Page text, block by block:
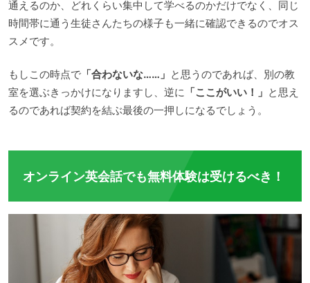
通えるのか、どれくらい集中して学べるのかだけでなく、同じ
時間帯に通う生徒さんたちの様子も一緒に確認できるのでオス
スメです。
もしこの時点で「合わないな……」 と思うのであれば、別の教
室を選ぶきっかけになりますし、逆に 「ここがいい！」 と思え
るのであれば契約を結ぶ最後の一押しになるでしょう。
オンライン英会話でも無料体験は受けるべき！